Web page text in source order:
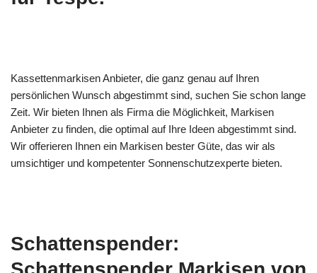
Kassettenmarkisen Anbieter, die ganz genau auf Ihren
persönlichen Wunsch abgestimmt sind, suchen Sie schon lange
Zeit. Wir bieten Ihnen als Firma die Möglichkeit, Markisen
Anbieter zu finden, die optimal auf Ihre Ideen abgestimmt sind.
Wir offerieren Ihnen ein Markisen bester Güte, das wir als
umsichtiger und kompetenter Sonnenschutzexperte bieten.
Schattenspender: